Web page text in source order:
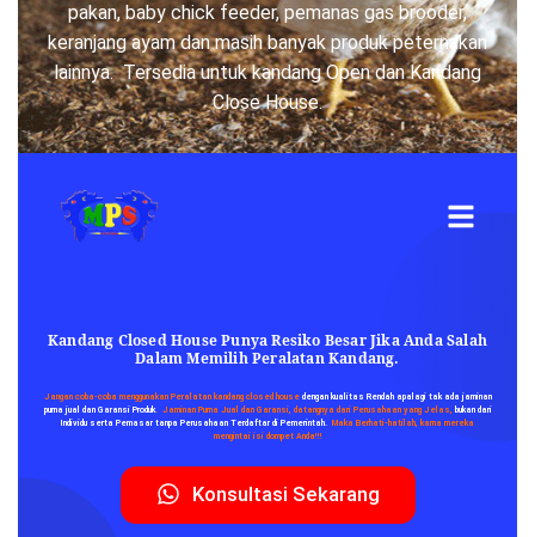
pakan, baby chick feeder, pemanas gas brooder,
keranjang ayam dan masih banyak produk peternakan
lainnya. Tersedia untuk kandang Open dan Kandang
Close House.
Kandang Closed House Punya Resiko Besar Jika Anda Salah
Dalam Memilih Peralatan Kandang.
Jangan coba-coba menggunakan Peralatan kandang closed housedengan kualitas Rendah apalagi tak ada jaminan
purna jual dan Garansi Produk. Jaminan Purna Jual dan Garansi, datangnya dari Perusahaan yang Jelas, bukan dari
Individu serta Pemasar tanpa Perusahaan Terdaftar di Pemerintah.
Maka Berhati-hatilah, karna mereka
mengintai isi dompet Anda!!!
Konsultasi Sekarang